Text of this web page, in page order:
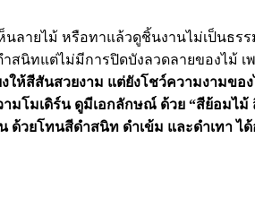
ลายไม้ หรือทาแล้วดูชิ้นงานไม่เป็นธร
สนิทแต่ไม่มีการปิดบังลวดลายของไม้
สีสันสวยงาม แต่ยังโชว์ความงามขอ
มโมเดิร์น ดูมีเอกลักษณ์ ด้วย “สีย้อม
ด้วยโทนสีดำสนิท ดำเข้ม และดำเทา ไ